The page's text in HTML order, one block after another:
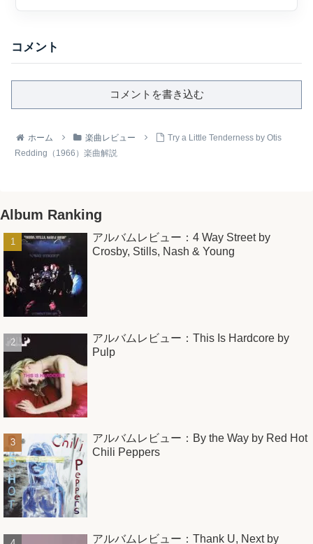
コメント
コメントを書き込む
ホーム 楽曲レビュー
Try a Little Tenderness by Otis
Redding（1966）楽曲解説
Album Ranking
アルバムレビュー：4 Way Street by
Crosby, Stills, Nash & Young
アルバムレビュー：This Is Hardcore by
Pulp
アルバムレビュー：By the Way by Red Hot
Chili Peppers
アルバムレビュー：Thank U, Next by